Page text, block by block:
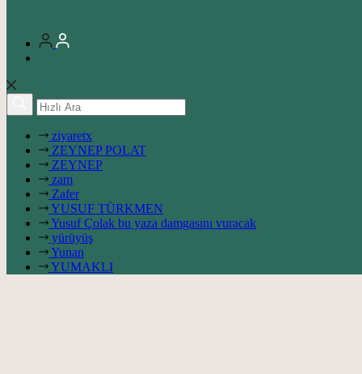
ziyaretx
ZEYNEP POLAT
ZEYNEP
zam
Zafer
YUSUF TÜRKMEN
Yusuf Çolak bu yaza damgasını vuracak
yürüyüş
Yunan
YUMAKLI